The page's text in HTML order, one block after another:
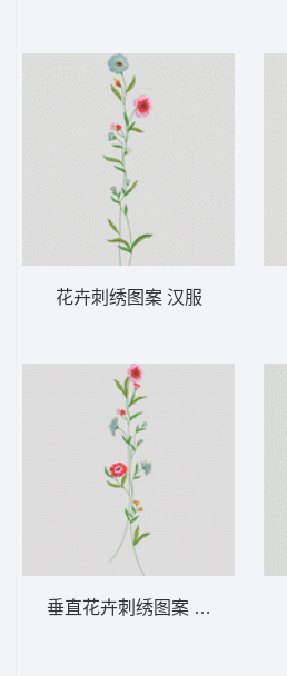
花卉刺绣图案 汉服
垂直花卉刺绣图案 汉服